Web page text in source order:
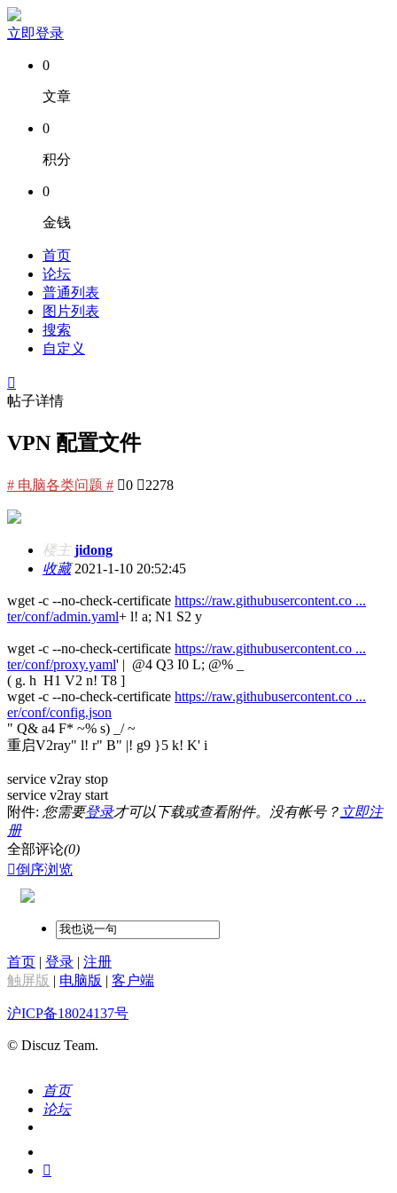
立即登录
0
文章
0
积分
0
金钱
首页
论坛
普通列表
图片列表
搜索
自定义

帖子详情
VPN 配置文件
# 电脑各类问题 # 0 2278
楼主 jidong
收藏2021-1-10 20:52:45
wget -c --no-check-certificate https://raw.githubusercontent.co ...
ter/conf/admin.yaml+ l! a; N1 S2 y
wget -c --no-check-certificate https://raw.githubusercontent.co ...
ter/conf/proxy.yaml' | @4 Q3 I0 L; @% _
( g. h H1 V2 n! T8 ]
wget -c --no-check-certificate https://raw.githubusercontent.co ...
er/conf/config.json
" Q& a4 F* ~% s) _/ ~
重启V2ray" l! r" B" |! g9 }5 k! K' i
service v2ray stop
service v2ray start
附件: 您需要登录才可以下载或查看附件。没有帐号？ 立即注
册
全部评论(0)
倒序浏览
首页 | 登录 | 注册
触屏版 | 电脑版 | 客户端
沪ICP备18024137号
© Discuz Team.
首页
论坛
我的
